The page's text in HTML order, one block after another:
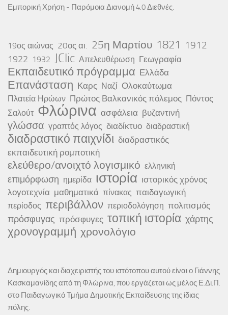
Εμπορική Χρήση - Παρόμοια Διανομή 4.0 Διεθνές
19ος αιώνας 20ος αι. 25η Μαρτίου 1821 1912
1922 1932 JClic Απελευθέρωση Γεωγραφία
Εκπαιδευτικό πρόγραμμα Ελλάδα
Επανάσταση Καρς Ναζί Ολοκαύτωμα
Πλατεία Ηρώων Πρώτος Βαλκανικός πόλεμος Πόντος
Σαλούτ Φλώρινα ασφάλεια βυζαντινή
γλώσσα γραπτός λόγος διαδίκτυο διαδραστική
διαδραστικό παιχνίδι διαδραστικός
εκπαιδευτική ρομποτική
ελεύθερο/ανοιχτό λογισμικό ελληνική
επιμόρφωση ημερίδα ιστορία ιστορικός χρόνος
λογοτεχνία μαθηματικά πίνακας παιδαγωγική
περίοδος περιβάλλον περιοδολόγηση πολιτισμός
πρόσφυγας πρόσφυγες τοπική ιστορία χάρτης
χρονογραμμή χρονολόγιο
Δημιουργός και διαχειριστής του ιστότοπου αυτού είναι ο Γιάννης
Κασκαμανίδης από τη Φλώρινα, που εργάζεται ως μέλος Ε.Δι.Π.
στο Παιδαγωγικό Τμήμα Δημοτικής Εκπαίδευσης της ίδιας
πόλης.